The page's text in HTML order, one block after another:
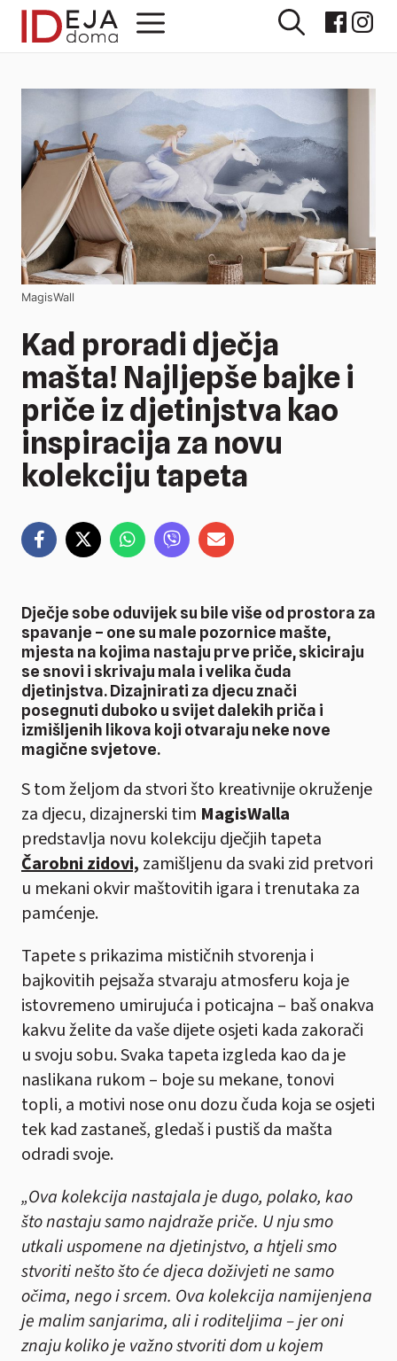
Preskoči
MagisWall
Kad proradi dječja
mašta! Najljepše bajke i
priče iz djetinjstva kao
inspiracija za novu
kolekciju tapeta
Dječje sobe oduvijek su bile više od prostora za
spavanje – one su male pozornice mašte,
mjesta na kojima nastaju prve priče, skiciraju
se snovi i skrivaju mala i velika čuda
djetinjstva. Dizajnirati za djecu znači
posegnuti duboko u svijet dalekih priča i
izmišljenih likova koji otvaraju neke nove
magične svjetove.
S tom željom da stvori što kreativnije okruženje
za djecu, dizajnerski tim MagisWalla
predstavlja novu kolekciju dječjih tapeta
Čarobni zidovi, zamišljenu da svaki zid pretvori
u mekani okvir maštovitih igara i trenutaka za
pamćenje.
Tapete s prikazima mističnih stvorenja i
bajkovitih pejsaža stvaraju atmosferu koja je
istovremeno umirujuća i poticajna – baš onakva
kakvu želite da vaše dijete osjeti kada zakorači
u svoju sobu. Svaka tapeta izgleda kao da je
naslikana rukom – boje su mekane, tonovi
topli, a motivi nose onu dozu čuda koja se osjeti
tek kad zastaneš, gledaš i pustiš da mašta
odradi svoje.
„Ova kolekcija nastajala je dugo, polako, kao
što nastaju samo najdraže priče. U nju smo
utkali uspomene na djetinjstvo, a htjeli smo
stvoriti nešto što će djeca doživjeti ne samo
očima, nego i srcem. Ova kolekcija namijenjena
je malim sanjarima, ali i roditeljima – jer oni
znaju koliko je važno stvoriti dom u kojem